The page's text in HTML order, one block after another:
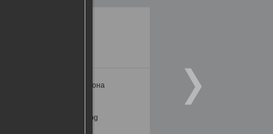
бизнес-сообщества региона